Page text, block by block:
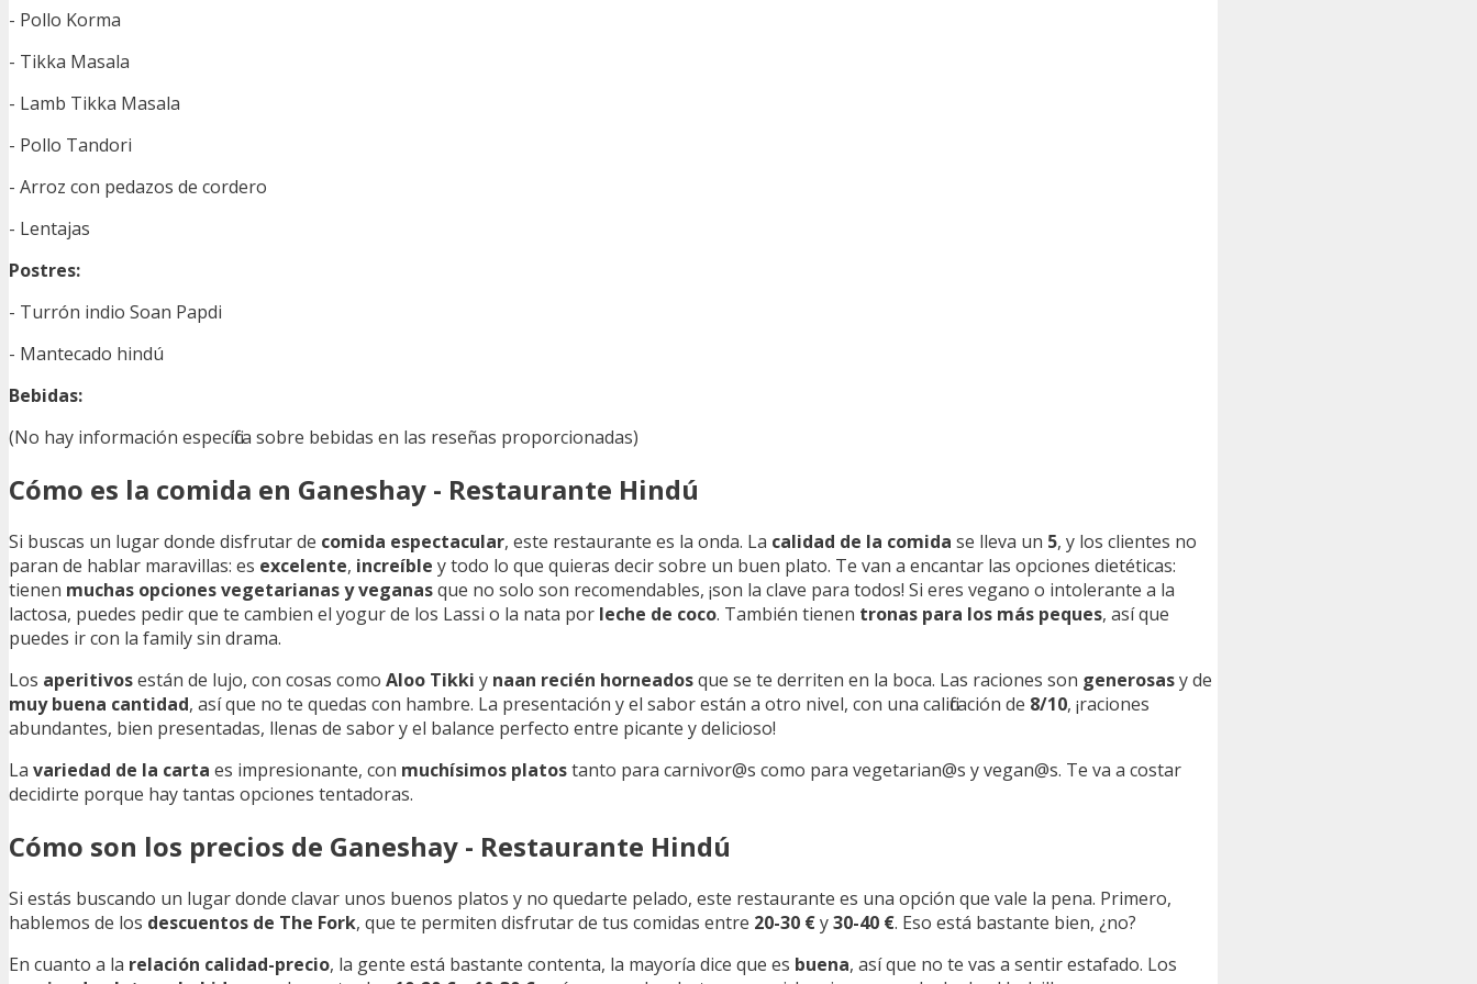
- Pollo Korma
- Tikka Masala
- Lamb Tikka Masala
- Pollo Tandori
- Arroz con pedazos de cordero
- Lentajas
Postres:
- Turrón indio Soan Papdi
- Mantecado hindú
Bebidas:
(No hay información específica sobre bebidas en las reseñas proporcionadas)
Cómo es la comida en Ganeshay - Restaurante Hindú
Si buscas un lugar donde disfrutar de comida espectacular, este restaurante es la onda. La calidad de la comida se lleva un 5, y los clientes no
paran de hablar maravillas: es excelente, increíble y todo lo que quieras decir sobre un buen plato. Te van a encantar las opciones dietéticas:
tienen muchas opciones vegetarianas y veganasque no solo son recomendables, ¡son la clave para todos! Si eres vegano o intolerante a la
lactosa, puedes pedir que te cambien el yogur de los Lassi o la nata por leche de coco. También tienen tronas para los más peques, así que
puedes ir con la family sin drama.
Los aperitivosestán de lujo, con cosas como Aloo Tikki y naan recién horneadosque se te derriten en la boca. Las raciones son generosasy de
muy buena cantidad, así que no te quedas con hambre. La presentación y el sabor están a otro nivel, con una calificación de 8/10, ¡raciones
abundantes, bien presentadas, llenas de sabor y el balance perfecto entre picante y delicioso!
La variedad de la carta es impresionante, con muchísimos platostanto para carnivor@s como para vegetarian@s y vegan@s. Te va a costar
decidirte porque hay tantas opciones tentadoras.
Cómo son los precios de Ganeshay - Restaurante Hindú
Si estás buscando un lugar donde clavar unos buenos platos y no quedarte pelado, este restaurante es una opción que vale la pena. Primero,
hablemos de los descuentos de The Fork, que te permiten disfrutar de tus comidas entre 20-30 €y30-40 €. Eso está bastante bien, ¿no?
En cuanto a la relación calidad-precio, la gente está bastante contenta, la mayoría dice que es buena, así que no te vas a sentir estafado. Los